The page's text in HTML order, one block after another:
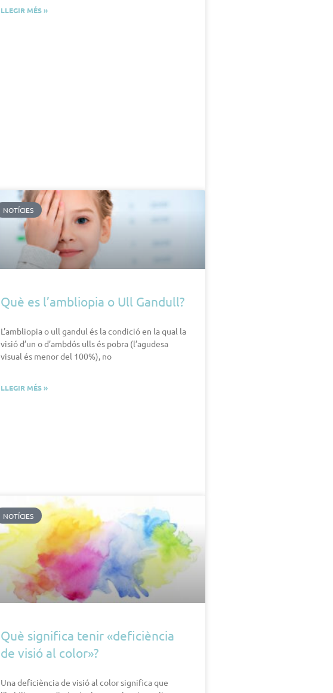
LLEGIR MÉS »
NOTÍCIES
Què es l’ambliopia o Ull Gandull?
L’ambliopia o ull gandul és la condició en la qual la
visió d’un o d’ambdós ulls és pobra (l’agudesa
visual és menor del 100%), no
LLEGIR MÉS »
NOTÍCIES
Què significa tenir «deficiència
de visió al color»?
Una deficiència de visió al color significa que